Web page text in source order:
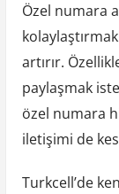
Özel numara
artırır.
paylaşmak
özel numara
iletişimi de
Turkcell’de